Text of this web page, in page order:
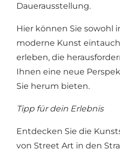
Dauerausstellung.
Hier können Sie sowohl
moderne Kunst
erleben, die
Ihnen eine neue
Sie herum bieten.
Tipp für dein Erlebnis
Entdecken Sie die
von Street Art in den